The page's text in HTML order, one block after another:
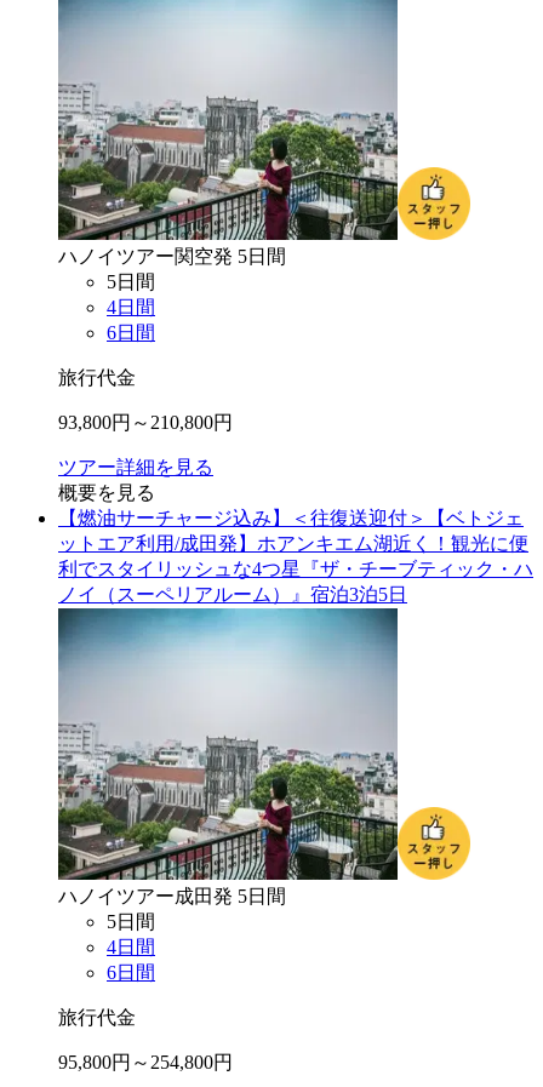
ハノイ ツアー関空発 5日間
5日間
4日間
6日間
旅行代金
93,800円～ 210,800円
ツアー詳細を見る
概要を見る
【燃油サーチャージ込み】＜往復送迎付＞【ベトジェ
ットエア利用/成田発】ホアンキエム湖近く！観光に便
利でスタイリッシュな4つ星『ザ・チーブティック・ハ
ノイ（スーペリアルーム）』宿泊3泊5日
ハノイ ツアー成田発 5日間
5日間
4日間
6日間
旅行代金
95,800円～ 254,800円